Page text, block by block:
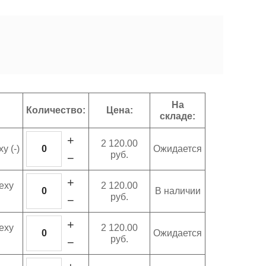
Количество: Цена:
На
складе:
(-)
−
+
2 120.00
руб.
Ожидается
−
+
2 120.00
руб.
В наличии
−
+
2 120.00
руб.
Ожидается